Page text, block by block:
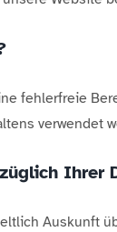
fehlerfreie
verwendet
Ihrer
Auskunft